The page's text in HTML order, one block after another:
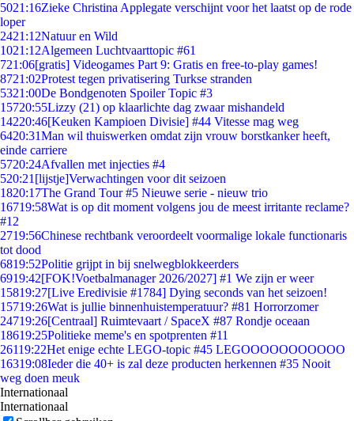
5021:16Zieke Christina Applegate verschijnt voor het laatst op de rode
loper
2421:12Natuur en Wild
1021:12Algemeen Luchtvaarttopic #61
721:06[gratis] Videogames Part 9: Gratis en free-to-play games!
8721:02Protest tegen privatisering Turkse stranden
5321:00De Bondgenoten Spoiler Topic #3
15720:55Lizzy (21) op klaarlichte dag zwaar mishandeld
14220:46[Keuken Kampioen Divisie] #44 Vitesse mag weg
6420:31Man wil thuiswerken omdat zijn vrouw borstkanker heeft,
einde carriere
5720:24Afvallen met injecties #4
520:21 [lijstje]Verwachtingen voor dit seizoen
1820:17The Grand Tour #5 Nieuwe serie - nieuw trio
16719:58Wat is op dit moment volgens jou de meest irritante reclame?
#12
2719:56Chinese rechtbank veroordeelt voormalige lokale functionaris
tot dood
6819:52Politie grijpt in bij snelwegblokkeerders
6919:42[FOK!Voetbalmanager 2026/2027] #1 We zijn er weer
15819:27[Live Eredivisie #1784] Dying seconds van het seizoen!
15719:26Wat is jullie binnenhuistemperatuur? #81 Horrorzomer
24719:26[Centraal] Ruimtevaart / SpaceX #87 Rondje oceaan
18619:25Politieke meme's en spotprenten #11
26119:22Het enige echte LEGO-topic #45 LEGOOOOOOOOOOO
16319:08Ieder die 40+ is zal deze producten herkennen #35 Nooit
weg doen meuk
Internationaal
Internationaal